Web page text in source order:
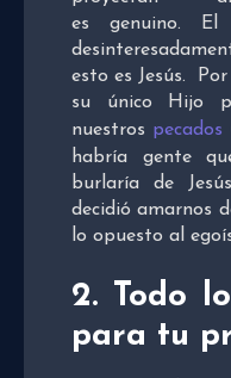
es genuino. El
esto es Jesús.
su único Hijo
nuestros pecados
habría gente
burlaría de
decidió amarnos
lo opuesto al
2. Todo
para tu